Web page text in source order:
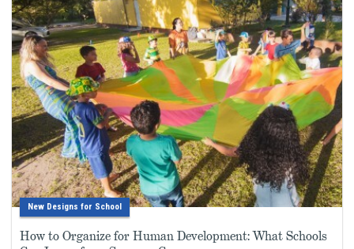
New Designs for School
How to Organize for Human Development: What Schools